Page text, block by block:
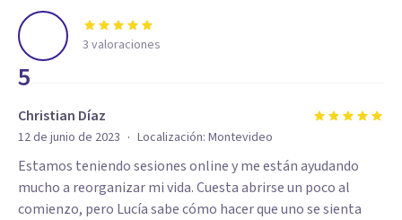
5
3 valoraciones
Christian Díaz
12 de junio de 2023 · Localización: Montevideo
Estamos teniendo sesiones online y me están ayudando
mucho a reorganizar mi vida. Cuesta abrirse un poco al
comienzo, pero Lucía sabe cómo hacer que uno se sienta